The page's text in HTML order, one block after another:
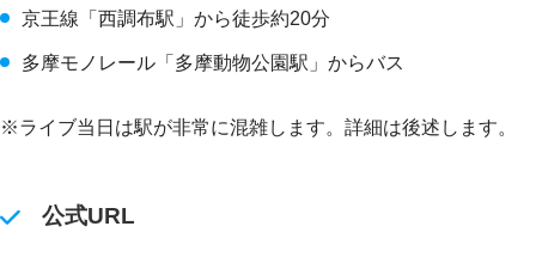
京王線「西調布駅」から徒歩約20分
多摩モノレール「多摩動物公園駅」からバス
※ライブ当日は駅が非常に混雑します。詳細は後述します。
公式URL